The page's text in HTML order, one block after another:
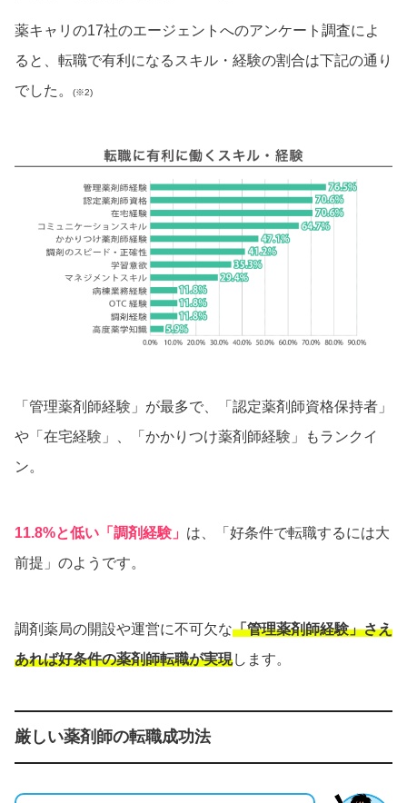
薬キャリの17社のエージェントへのアンケート調査によ
ると、転職で有利になるスキル・経験の割合は下記の通り
でした。
(※2)
「管理薬剤師経験」が最多で、「認定薬剤師資格保持者」
や「在宅経験」、「かかりつけ薬剤師経験」もランクイ
ン。
11.8%と低い「調剤経験」 は、「好条件で転職するには大
前提」のようです。
調剤薬局の開設や運営に不可欠な「管理薬剤師経験」さえ
あれば好条件の薬剤師転職が実現します。
厳しい薬剤師の転職成功法